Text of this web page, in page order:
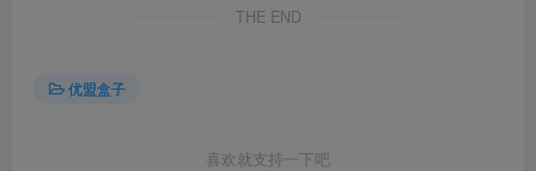
THE END
优盟盒子
喜欢就支持一下吧